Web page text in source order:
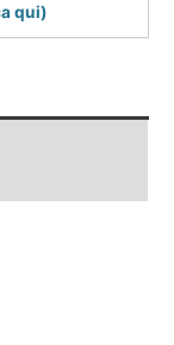
qui)